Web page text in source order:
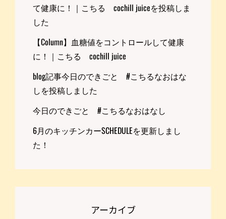
て健康に！｜こちる cochill juiceを投稿しま
した
【Column】血糖値をコントロールして健康
に！｜こちる cochill juice
blog記事今日のできごと #こちるなおはな
しを投稿しました
今日のできごと #こちるなおはなし
6月のキッチンカーSCHEDULEを更新しまし
た！
アーカイブ